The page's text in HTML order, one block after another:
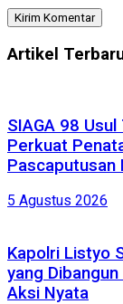
Artikel
SIAGA 98
Perkuat
Pascaputusan
5 Agustus 2026
Kapolri Listyo
yang
Aksi Nyata